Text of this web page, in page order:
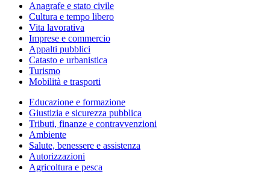
Anagrafe e stato civile
Cultura e tempo libero
Vita lavorativa
Imprese e commercio
Appalti pubblici
Catasto e urbanistica
Turismo
Mobilità e trasporti
Educazione e formazione
Giustizia e sicurezza pubblica
Tributi, finanze e contravvenzioni
Ambiente
Salute, benessere e assistenza
Autorizzazioni
Agricoltura e pesca